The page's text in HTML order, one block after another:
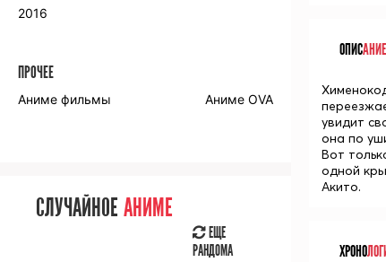
ОПИС
увидит
она по
Вот
одной
Акито.
ХРОНО
2016
ПРОЧЕЕ
Аниме фильмы Аниме OVA
СЛУЧАЙНОЕ АНИМЕ
ЕЩЕ
РАНДОМА